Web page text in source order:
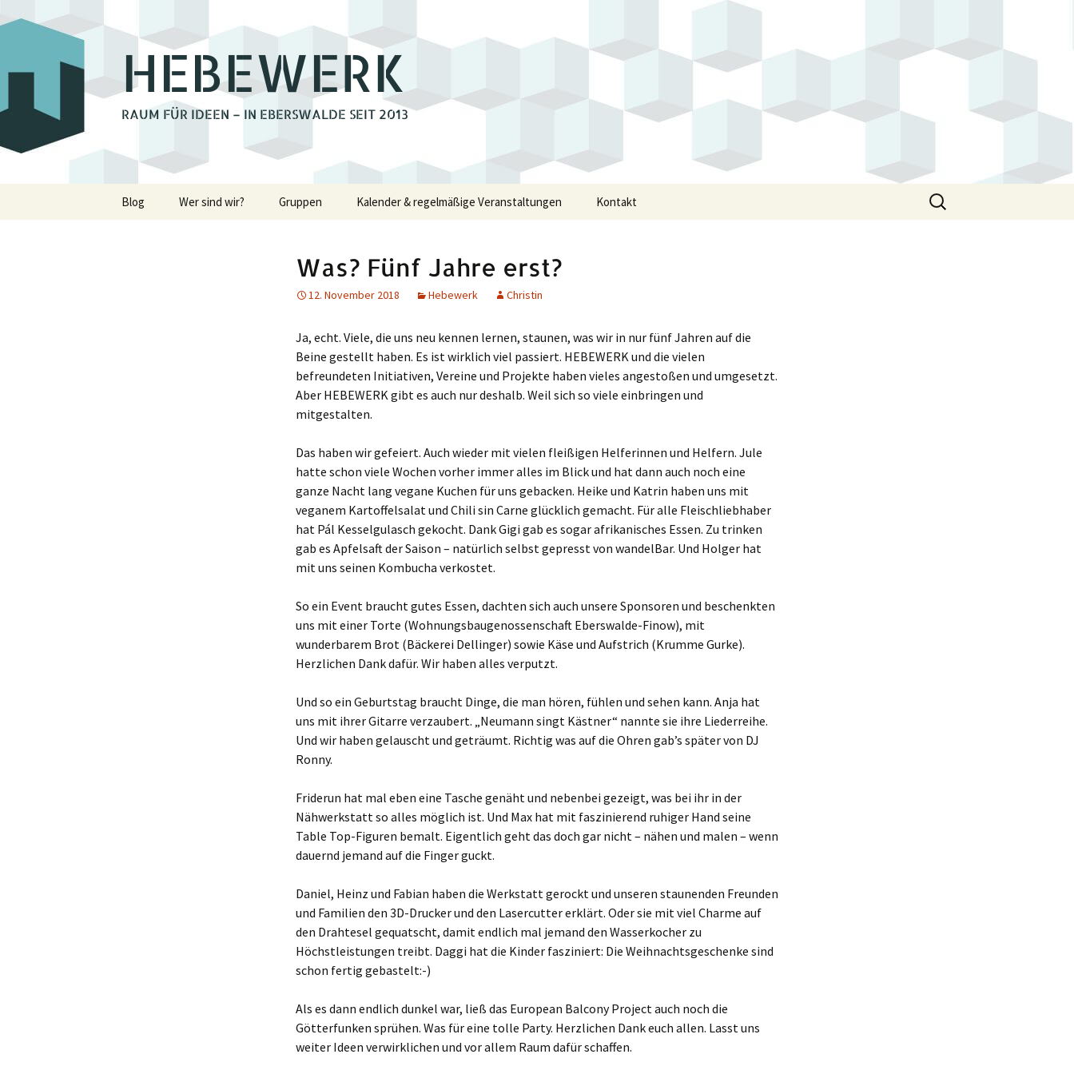
HEBEWERK
RAUM FÜR IDEEN – IN EBERSWALDE SEIT 2013
Inhalt
Blog Wer sind wir? Gruppen
Fotoclub Eberswalde
Lastenrad Eberswalde
Makerspace
Nähstübchen
Repair Café
Die Strick- und
Häkelmädels
(Mittwochsgruppe)
Strickmädels
(Donnerstags 10 uhr
Gruppe)
Stricken für jung und alt
(Donnerstags 14 uhr
Gruppe)
Tabletop
Werbellinseegnitzen
Kalender & regelmäßige Veranstaltungen Kontakt
Suchen
nach:
Was? Fünf Jahre erst?
12. November 2018 Hebewerk Christin
Ja, echt. Viele, die uns neu kennen lernen, staunen, was wir in nur fünf Jahren auf die
Beine gestellt haben. Es ist wirklich viel passiert. HEBEWERK und die vielen
befreundeten Initiativen, Vereine und Projekte haben vieles angestoßen und umgesetzt.
Aber HEBEWERK gibt es auch nur deshalb. Weil sich so viele einbringen und
mitgestalten.
Das haben wir gefeiert. Auch wieder mit vielen fleißigen Helferinnen und Helfern. Jule
hatte schon viele Wochen vorher immer alles im Blick und hat dann auch noch eine
ganze Nacht lang vegane Kuchen für uns gebacken. Heike und Katrin haben uns mit
veganem Kartoffelsalat und Chili sin Carne glücklich gemacht. Für alle Fleischliebhaber
hat Pál Kesselgulasch gekocht. Dank Gigi gab es sogar afrikanisches Essen. Zu trinken
gab es Apfelsaft der Saison – natürlich selbst gepresst von wandelBar. Und Holger hat
mit uns seinen Kombucha verkostet.
So ein Event braucht gutes Essen, dachten sich auch unsere Sponsoren und beschenkten
uns mit einer Torte (Wohnungsbaugenossenschaft Eberswalde-Finow), mit
wunderbarem Brot (Bäckerei Dellinger) sowie Käse und Aufstrich (Krumme Gurke).
Herzlichen Dank dafür. Wir haben alles verputzt.
Und so ein Geburtstag braucht Dinge, die man hören, fühlen und sehen kann. Anja hat
uns mit ihrer Gitarre verzaubert. „Neumann singt Kästner“ nannte sie ihre Liederreihe.
Und wir haben gelauscht und geträumt. Richtig was auf die Ohren gab’s später von DJ
Ronny.
Friderun hat mal eben eine Tasche genäht und nebenbei gezeigt, was bei ihr in der
Nähwerkstatt so alles möglich ist. Und Max hat mit faszinierend ruhiger Hand seine
Table Top-Figuren bemalt. Eigentlich geht das doch gar nicht – nähen und malen – wenn
dauernd jemand auf die Finger guckt.
Daniel, Heinz und Fabian haben die Werkstatt gerockt und unseren staunenden Freunden
und Familien den 3D-Drucker und den Lasercutter erklärt. Oder sie mit viel Charme auf
den Drahtesel gequatscht, damit endlich mal jemand den Wasserkocher zu
Höchstleistungen treibt. Daggi hat die Kinder fasziniert: Die Weihnachtsgeschenke sind
schon fertig gebastelt:-)
Als es dann endlich dunkel war, ließ das European Balcony Project auch noch die
Götterfunken sprühen. Was für eine tolle Party. Herzlichen Dank euch allen. Lasst uns
weiter Ideen verwirklichen und vor allem Raum dafür schaffen.